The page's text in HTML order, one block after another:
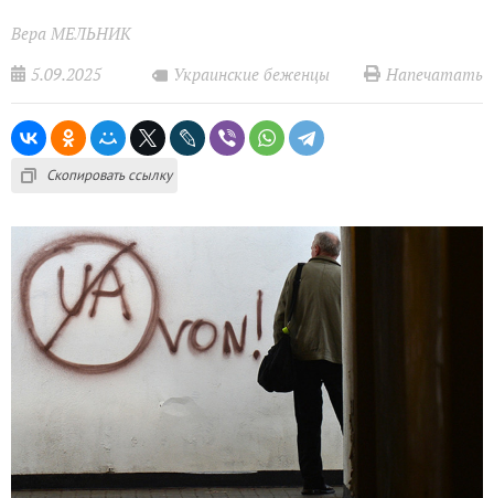
Вера МЕЛЬНИК
5.09.2025
Украинские беженцы Напечатать
Скопировать ссылку